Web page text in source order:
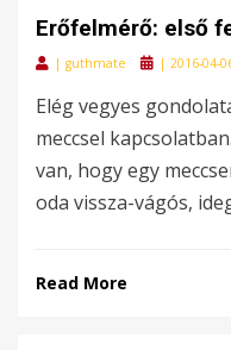
Erőfelmérő: első
| guthmate
Posted
| 2016-04-
Elég vegyes
meccsel
van, hogy egy
oda vissza-vágós,
Read More